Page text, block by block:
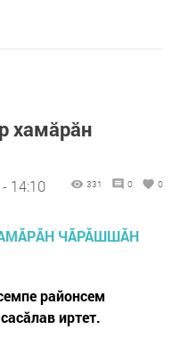
хамӑрăн
14:10 331 0 0
районсем
иртет.